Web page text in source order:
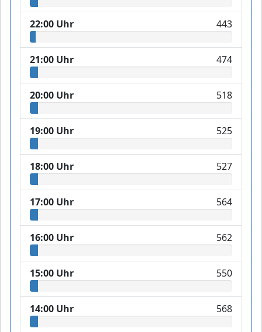
22:00 Uhr 443
21:00 Uhr 474
20:00 Uhr 518
19:00 Uhr 525
18:00 Uhr 527
17:00 Uhr 564
16:00 Uhr 562
15:00 Uhr 550
14:00 Uhr 568